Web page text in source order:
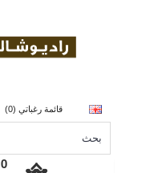
قائمة رغباتي (0)
0 منتجات - 0.0